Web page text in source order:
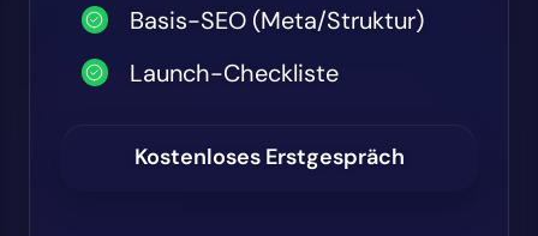
Basis-SEO (Meta/Struktur)
Launch-Checkliste
Kostenloses Erstgespräch